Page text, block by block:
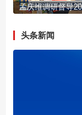
头条新闻